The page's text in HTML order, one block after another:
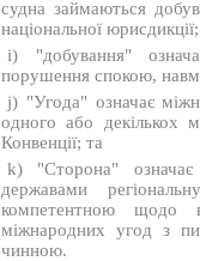
судна займаються
національної юрисдикції;
i) "добування"
порушення спокою,
j) "Угода" означає
одного або декількох
Конвенції; та
k) "Сторона" означає
державами
компетентною щодо
міжнародних угод з
чинною.